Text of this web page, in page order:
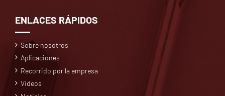
ENLACES RÁPIDOS
Sobre nosotros
Aplicaciones
Recorrido por la empresa
Videos